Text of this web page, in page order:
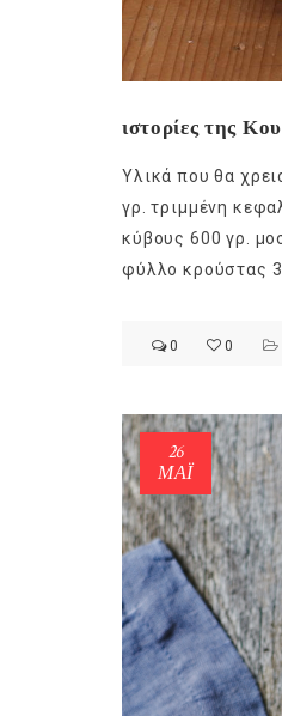
ιστορίες της
Υλικά που θα
γρ. τριμμένη
κύβους 600 γρ.
φύλλο κρούστας 3
0 0
26
ΜΑΪ́